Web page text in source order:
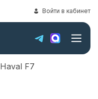
Войти в кабинет
Haval F7